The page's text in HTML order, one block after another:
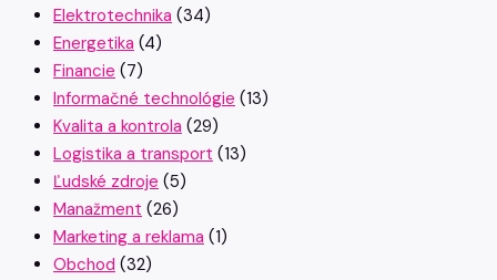
Elektrotechnika (34)
Energetika (4)
Financie (7)
Informačné technológie (13)
Kvalita a kontrola (29)
Logistika a transport (13)
Ľudské zdroje (5)
Manažment (26)
Marketing a reklama (1)
Obchod (32)